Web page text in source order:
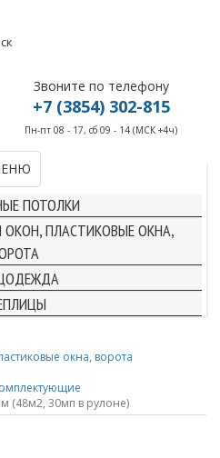
Звоните по телефону
+7 (3854) 302-815
Пн-пт 08 - 17, сб 09 - 14 (МСК +4ч)
НАТЯЖНЫХ ПОТОЛКОВ
ПОТОЛКИ
ПЛАСТИКОВЫЕ ОКНА,
окна, ворота
(48м2, 30мп в рулоне)